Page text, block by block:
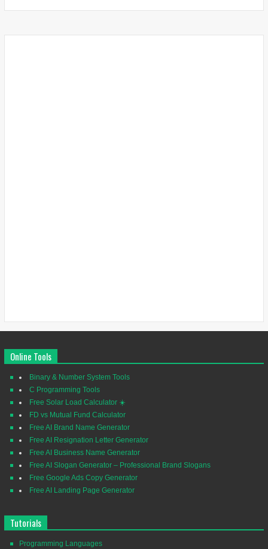
Online Tools
Binary & Number System Tools
C Programming Tools
Free Solar Load Calculator ☀️
FD vs Mutual Fund Calculator
Free AI Brand Name Generator
Free AI Resignation Letter Generator
Free AI Business Name Generator
Free AI Slogan Generator – Professional Brand Slogans
Free Google Ads Copy Generator
Free AI Landing Page Generator
Tutorials
Programming Languages